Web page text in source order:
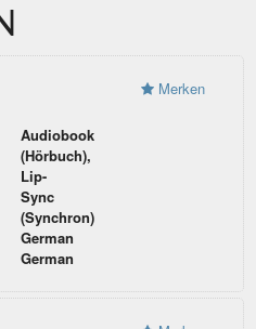
Audiobook
(Hörbuch),
Lip-
Sync
(Synchron)
German
German
Merken